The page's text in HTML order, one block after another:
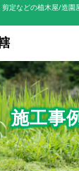
定などの植木屋/造園
施工事